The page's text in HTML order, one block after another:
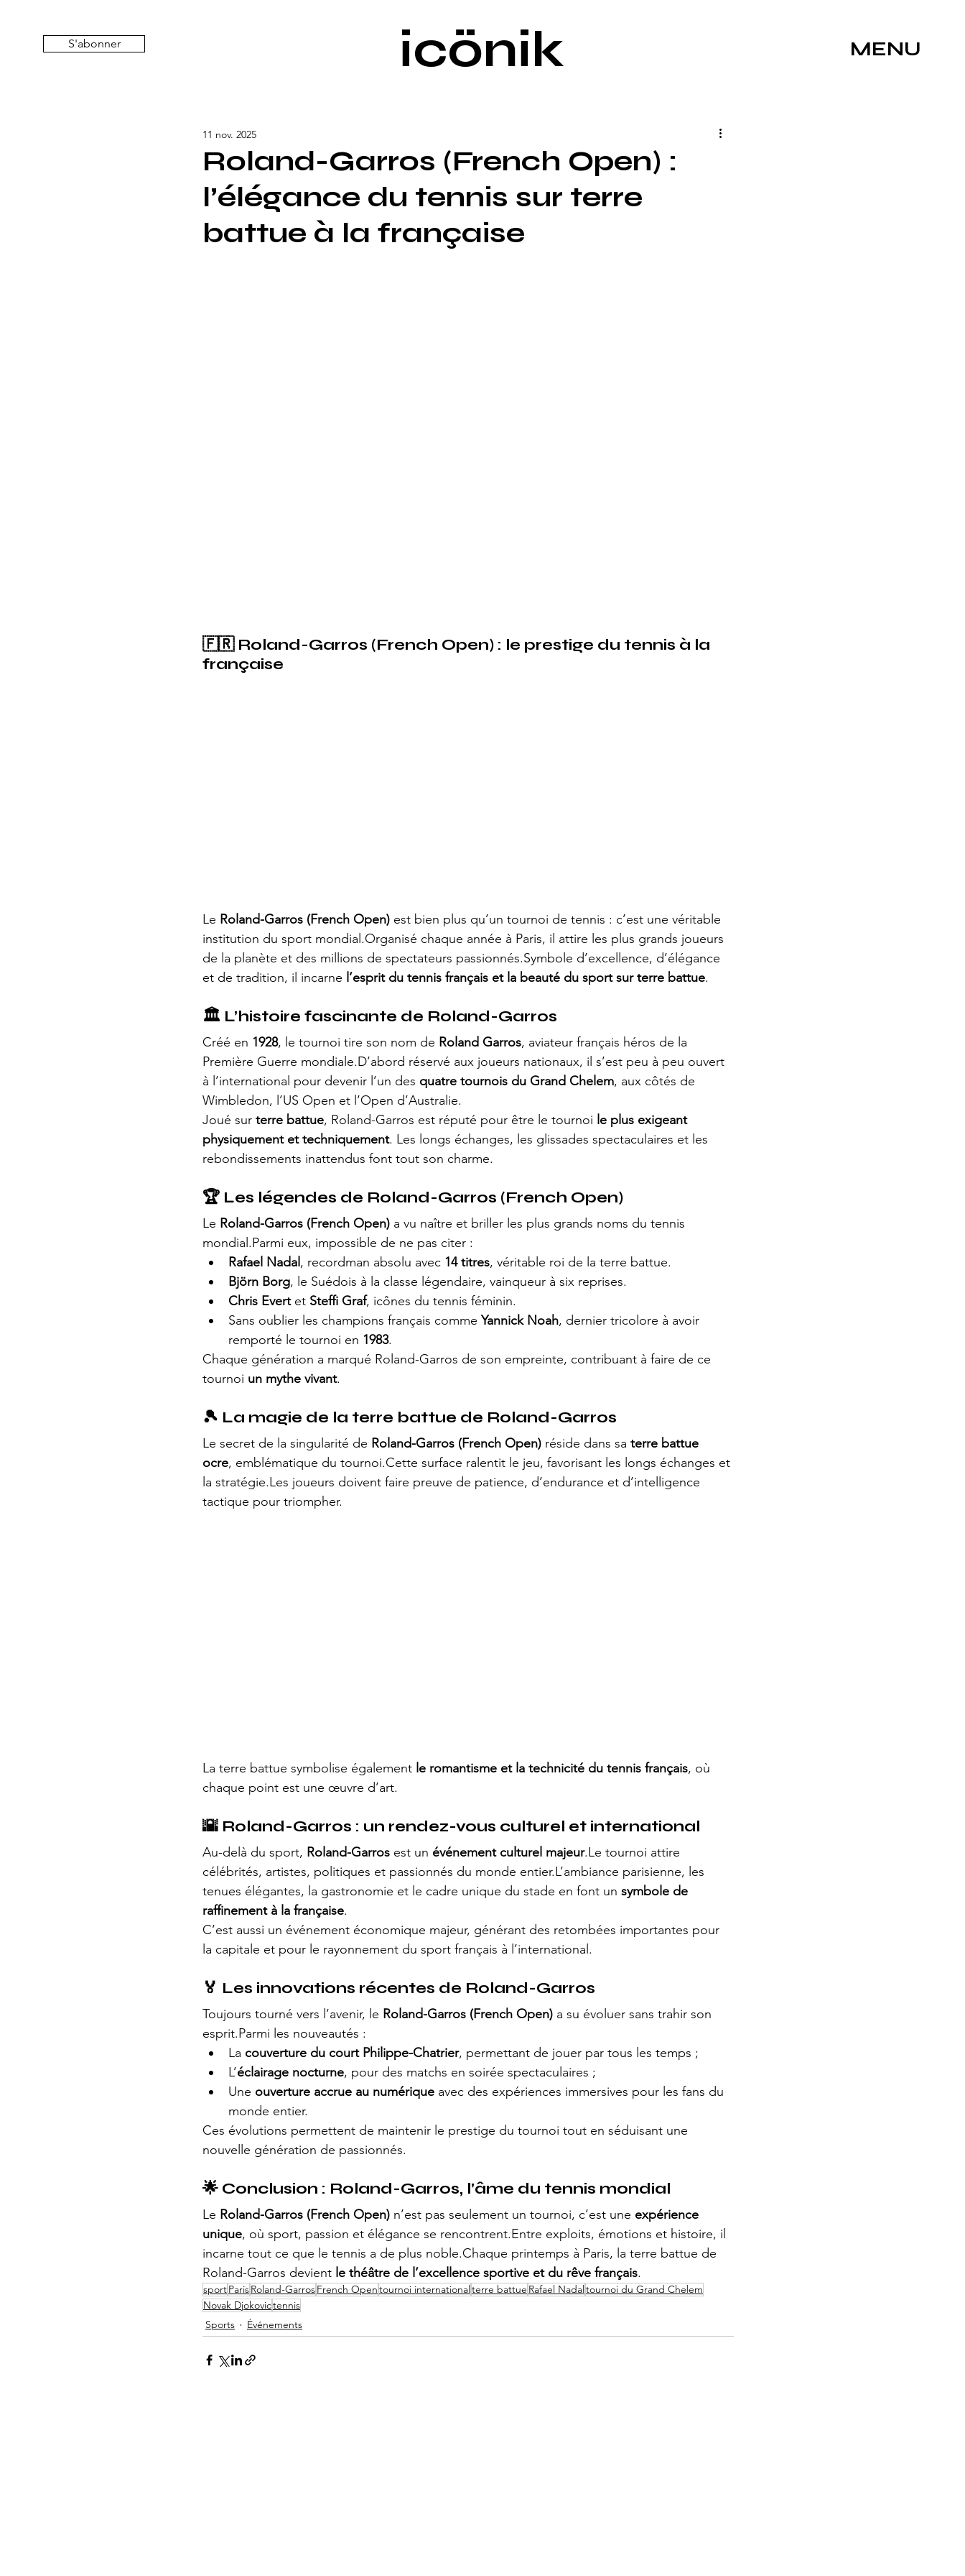
S'abonner icönik MENU
Roland-Garros (French Open) :
l’élégance du tennis sur terre
battue à la française
11 nov. 2025
🇫🇷 Roland-Garros (French Open) : le prestige du tennis à la
française
Le Roland-Garros (French Open) est bien plus qu’un tournoi de tennis : c’est une véritable
institution du sport mondial.Organisé chaque année à Paris, il attire les plus grands joueurs
de la planète et des millions de spectateurs passionnés.Symbole d’excellence, d’élégance
et de tradition, il incarne l’esprit du tennis français et la beauté du sport sur terre battue.
🏛️ L’histoire fascinante de Roland-Garros
Créé en 1928, le tournoi tire son nom de Roland Garros, aviateur français héros de la
Première Guerre mondiale.D’abord réservé aux joueurs nationaux, il s’est peu à peu ouvert
à l’international pour devenir l’un des quatre tournois du Grand Chelem, aux côtés de
Wimbledon, l’US Open et l’Open d’Australie.
Joué sur terre battue, Roland-Garros est réputé pour être le tournoi le plus exigeant
physiquement et techniquement. Les longs échanges, les glissades spectaculaires et les
rebondissements inattendus font tout son charme.
🏆 Les légendes de Roland-Garros (French Open)
Le Roland-Garros (French Open) a vu naître et briller les plus grands noms du tennis
mondial.Parmi eux, impossible de ne pas citer :
Rafael Nadal, recordman absolu avec 14 titres, véritable roi de la terre battue.
Björn Borg, le Suédois à la classe légendaire, vainqueur à six reprises.
Chris Evert et Steffi Graf, icônes du tennis féminin.
Sans oublier les champions français comme Yannick Noah, dernier tricolore à avoir
remporté le tournoi en 1983.
Chaque génération a marqué Roland-Garros de son empreinte, contribuant à faire de ce
tournoi un mythe vivant.
🎾 La magie de la terre battue de Roland-Garros
Le secret de la singularité de Roland-Garros (French Open) réside dans sa terre battue
ocre, emblématique du tournoi.Cette surface ralentit le jeu, favorisant les longs échanges et
la stratégie.Les joueurs doivent faire preuve de patience, d’endurance et d’intelligence
tactique pour triompher.
La terre battue symbolise également le romantisme et la technicité du tennis français, où
chaque point est une œuvre d’art.
🌇 Roland-Garros : un rendez-vous culturel et international
Au-delà du sport, Roland-Garros est un événement culturel majeur.Le tournoi attire
célébrités, artistes, politiques et passionnés du monde entier.L’ambiance parisienne, les
tenues élégantes, la gastronomie et le cadre unique du stade en font un symbole de
raffinement à la française.
C’est aussi un événement économique majeur, générant des retombées importantes pour
la capitale et pour le rayonnement du sport français à l’international.
🏅 Les innovations récentes de Roland-Garros
Toujours tourné vers l’avenir, le Roland-Garros (French Open) a su évoluer sans trahir son
esprit.Parmi les nouveautés :
La couverture du court Philippe-Chatrier, permettant de jouer par tous les temps ;
L’éclairage nocturne, pour des matchs en soirée spectaculaires ;
Une ouverture accrue au numérique avec des expériences immersives pour les fans du
monde entier.
Ces évolutions permettent de maintenir le prestige du tournoi tout en séduisant une
nouvelle génération de passionnés.
🌟 Conclusion : Roland-Garros, l’âme du tennis mondial
Le Roland-Garros (French Open) n’est pas seulement un tournoi, c’est une expérience
unique, où sport, passion et élégance se rencontrent.Entre exploits, émotions et histoire, il
incarne tout ce que le tennis a de plus noble.Chaque printemps à Paris, la terre battue de
Roland-Garros devient le théâtre de l’excellence sportive et du rêve français.
sportParisRoland-GarrosFrench Opentournoi internationalterre battue Rafael Nadaltournoi du Grand Chelem
Novak Djokovictennis
Sports
Événements